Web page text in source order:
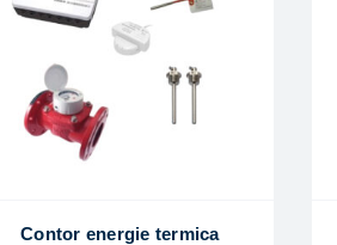
Contor energie termica